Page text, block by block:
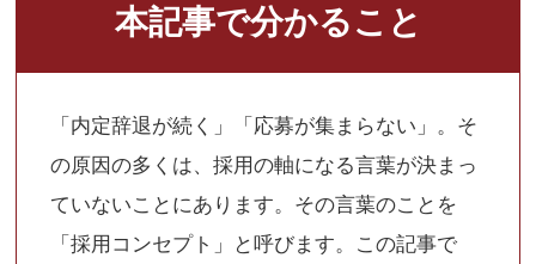
本記事で分かること
「内定辞退が続く」「応募が集まらない」。そ
の原因の多くは、採用の軸になる言葉が決まっ
ていないことにあります。その言葉のことを
「採用コンセプト」と呼びます。この記事で